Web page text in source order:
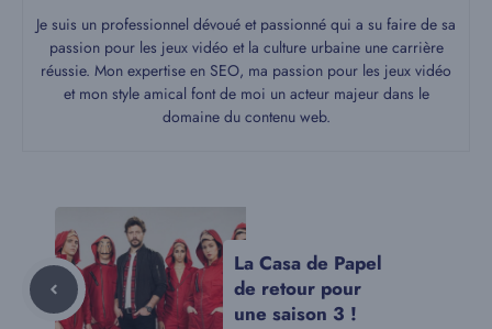
Je suis un professionnel dévoué et passionné qui a su faire de sa
passion pour les jeux vidéo et la culture urbaine une carrière
réussie. Mon expertise en SEO, ma passion pour les jeux vidéo
et mon style amical font de moi un acteur majeur dans le
domaine du contenu web.
La Casa de Papel
de retour pour
une saison 3 !